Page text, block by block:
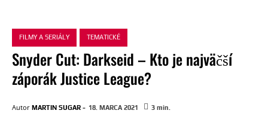
FILMY A SERIÁLY TEMATICKÉ
Snyder Cut: Darkseid – Kto je najväčší
záporák Justice League?
Autor MARTIN SUGAR - 18. MARCA 2021 3 min.